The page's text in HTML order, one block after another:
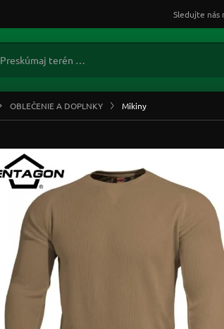
OBLEČENIE A DOPLNKY Mikiny
Sledujte nás